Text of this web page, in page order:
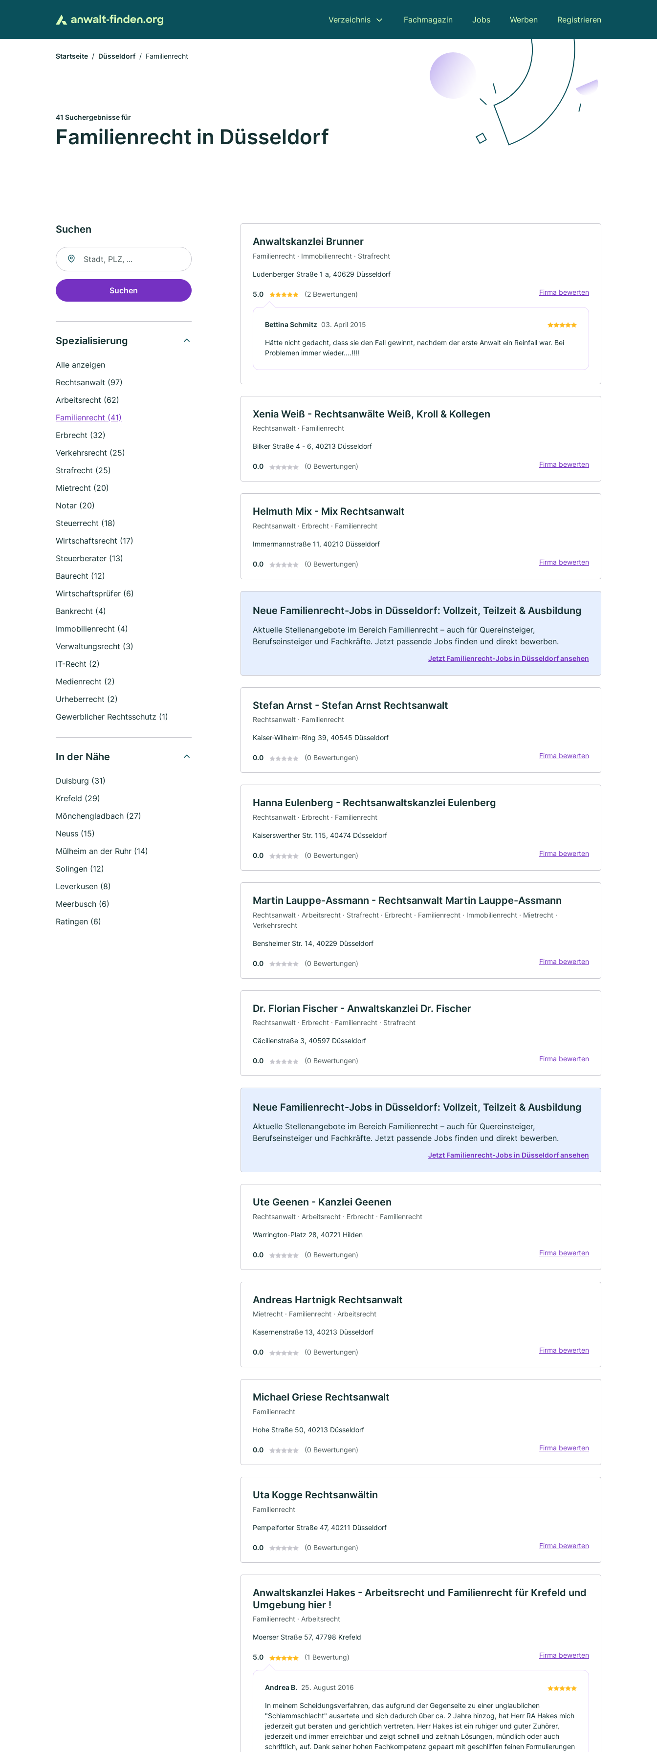
Verzeichnis Fachmagazin Jobs Werben Registrieren
Startseite Düsseldorf Familienrecht
41 Suchergebnisse für
Familienrecht in Düsseldorf
Suchen
Suche nach Ort
Suchen
Spezialisierung
Alle anzeigen
Rechtsanwalt (97)
Arbeitsrecht (62)
Familienrecht (41)
Erbrecht (32)
Verkehrsrecht (25)
Strafrecht (25)
Mietrecht (20)
Notar (20)
Steuerrecht (18)
Wirtschaftsrecht (17)
Steuerberater (13)
Baurecht (12)
Wirtschaftsprüfer (6)
Bankrecht (4)
Immobilienrecht (4)
Verwaltungsrecht (3)
IT-Recht (2)
Medienrecht (2)
Urheberrecht (2)
Gewerblicher Rechtsschutz (1)
In der Nähe
Duisburg (31)
Krefeld (29)
Mönchengladbach (27)
Neuss (15)
Mülheim an der Ruhr (14)
Solingen (12)
Leverkusen (8)
Meerbusch (6)
Ratingen (6)
Anwaltskanzlei Brunner
Familienrecht · Immobilienrecht · Strafrecht
Ludenberger Straße 1 a, 40629 Düsseldorf
5.0 (2 Bewertungen) Firma bewerten
Bettina Schmitz 03. April 2015
Hätte nicht gedacht, dass sie den Fall gewinnt, nachdem der erste Anwalt ein Reinfall war. Bei
Problemen immer wieder....!!!!
Xenia Weiß - Rechtsanwälte Weiß, Kroll & Kollegen
Rechtsanwalt · Familienrecht
Bilker Straße 4 - 6, 40213 Düsseldorf
0.0 (0 Bewertungen) Firma bewerten
Helmuth Mix - Mix Rechtsanwalt
Rechtsanwalt · Erbrecht · Familienrecht
Immermannstraße 11, 40210 Düsseldorf
0.0 (0 Bewertungen) Firma bewerten
Neue Familienrecht-Jobs in Düsseldorf: Vollzeit, Teilzeit & Ausbildung
Aktuelle Stellenangebote im Bereich Familienrecht – auch für Quereinsteiger,
Berufseinsteiger und Fachkräfte. Jetzt passende Jobs finden und direkt bewerben.
Jetzt Familienrecht-Jobs in Düsseldorf ansehen
Stefan Arnst - Stefan Arnst Rechtsanwalt
Rechtsanwalt · Familienrecht
Kaiser-Wilhelm-Ring 39, 40545 Düsseldorf
0.0 (0 Bewertungen) Firma bewerten
Hanna Eulenberg - Rechtsanwaltskanzlei Eulenberg
Rechtsanwalt · Erbrecht · Familienrecht
Kaiserswerther Str. 115, 40474 Düsseldorf
0.0 (0 Bewertungen) Firma bewerten
Martin Lauppe-Assmann - Rechtsanwalt Martin Lauppe-Assmann
Rechtsanwalt · Arbeitsrecht · Strafrecht · Erbrecht · Familienrecht · Immobilienrecht · Mietrecht ·
Verkehrsrecht
Bensheimer Str. 14, 40229 Düsseldorf
0.0 (0 Bewertungen) Firma bewerten
Dr. Florian Fischer - Anwaltskanzlei Dr. Fischer
Rechtsanwalt · Erbrecht · Familienrecht · Strafrecht
Cäcilienstraße 3, 40597 Düsseldorf
0.0 (0 Bewertungen) Firma bewerten
Neue Familienrecht-Jobs in Düsseldorf: Vollzeit, Teilzeit & Ausbildung
Aktuelle Stellenangebote im Bereich Familienrecht – auch für Quereinsteiger,
Berufseinsteiger und Fachkräfte. Jetzt passende Jobs finden und direkt bewerben.
Jetzt Familienrecht-Jobs in Düsseldorf ansehen
Ute Geenen - Kanzlei Geenen
Rechtsanwalt · Arbeitsrecht · Erbrecht · Familienrecht
Warrington-Platz 28, 40721 Hilden
0.0 (0 Bewertungen) Firma bewerten
Andreas Hartnigk Rechtsanwalt
Mietrecht · Familienrecht · Arbeitsrecht
Kasernenstraße 13, 40213 Düsseldorf
0.0 (0 Bewertungen) Firma bewerten
Michael Griese Rechtsanwalt
Familienrecht
Hohe Straße 50, 40213 Düsseldorf
0.0 (0 Bewertungen) Firma bewerten
Uta Kogge Rechtsanwältin
Familienrecht
Pempelforter Straße 47, 40211 Düsseldorf
0.0 (0 Bewertungen) Firma bewerten
Anwaltskanzlei Hakes - Arbeitsrecht und Familienrecht für Krefeld und
Umgebung hier !
Familienrecht · Arbeitsrecht
Moerser Straße 57, 47798 Krefeld
5.0 (1 Bewertung) Firma bewerten
Andrea B. 25. August 2016
In meinem Scheidungsverfahren, das aufgrund der Gegenseite zu einer unglaublichen
"Schlammschlacht" ausartete und sich dadurch über ca. 2 Jahre hinzog, hat Herr RA Hakes mich
jederzeit gut beraten und gerichtlich vertreten. Herr Hakes ist ein ruhiger und guter Zuhörer,
jederzeit und immer erreichbar und zeigt schnell und zeitnah Lösungen, mündlich oder auch
schriftlich, auf. Dank seiner hohen Fachkompetenz gepaart mit geschliffen feinen Formulierungen